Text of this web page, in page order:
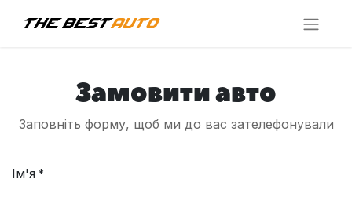
Замовити авто
Заповніть форму, щоб ми до вас зателефонували
Ім'я *